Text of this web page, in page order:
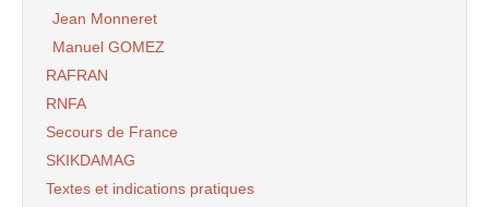
Jean Monneret
Manuel GOMEZ
RAFRAN
RNFA
Secours de France
SKIKDAMAG
Textes et indications pratiques